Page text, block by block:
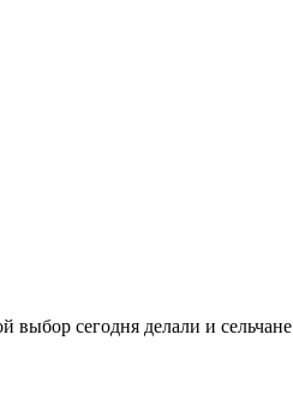
выбор сегодня делали и сельчане